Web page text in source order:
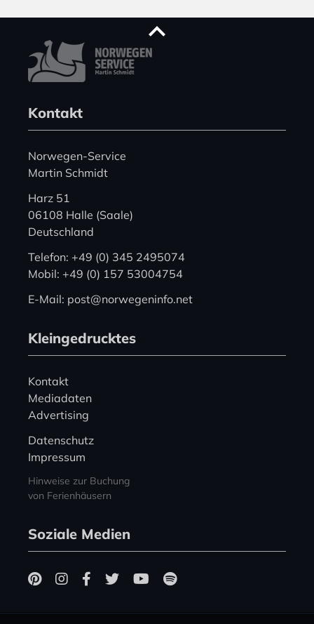
Kontakt
Norwegen-Service
Martin Schmidt
Harz 51
06108 Halle (Saale)
Deutschland
Telefon: +49 (0) 345 2495074
Mobil: +49 (0) 157 53004754
E-Mail: post@norwegeninfo.net
Kleingedrucktes
Kontakt
Mediadaten
Advertising
Datenschutz
Impressum
Hinweise zur Buchung
von Ferienhäusern
Soziale Medien